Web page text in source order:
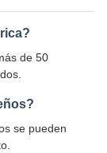
de 50
se pueden